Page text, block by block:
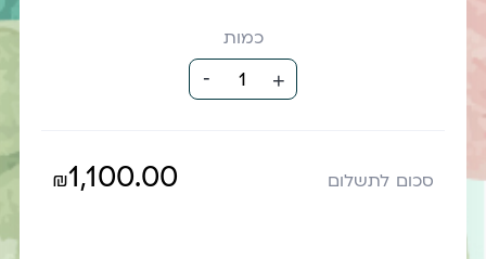
כמות
+
1
-
סכום לתשלום ₪1,100.00